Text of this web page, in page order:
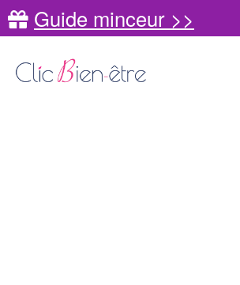
Guide minceur >>